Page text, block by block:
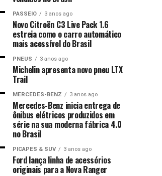
PASSEIO 3 anos ago
Novo Citroën C3 Live Pack 1.6
estreia como o carro automático
mais acessível do Brasil
PNEUS 3 anos ago
Michelin apresenta novo pneu LTX
Trail
MERCEDES-BENZ 3 anos ago
Mercedes-Benz inicia entrega de
ônibus elétricos produzidos em
série na sua moderna fábrica 4.0
no Brasil
PICAPES & SUV 3 anos ago
Ford lança linha de acessórios
originais para a Nova Ranger